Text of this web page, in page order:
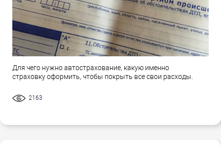
Для чего нужно автострахование, какую именно
страховку оформить, чтобы покрыть все свои расходы.
2163